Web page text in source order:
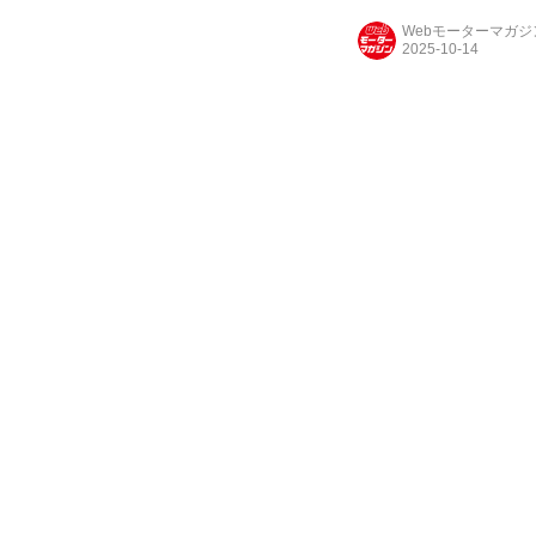
Webモーターマガジ